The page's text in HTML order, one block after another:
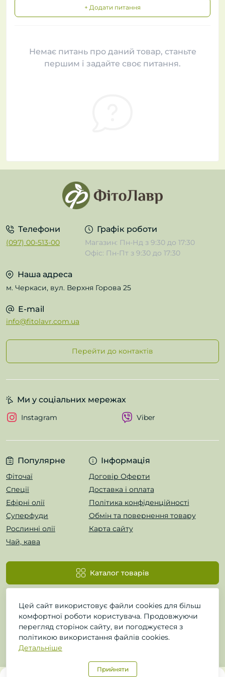
+ Додати питання
Немає питань про даний товар, станьте
першим і задайте своє питання.
Телефони
(097) 00-513-00
Графік роботи
Магазин: Пн-Нд з 9:30 до 17:30
Офіс: Пн-Пт з 9:30 до 17:30
Наша адреса
м. Черкаси, вул. Верхня Горова 25
E-mail
info@fitolavr.com.ua
Перейти до контактів
Популярне
Фіточаї
Спеції
Ефірні олії
Суперфуди
Рослинні олії
Чай, кава
Інформація
Договір Оферти
Доставка і оплата
Політика конфіденційності
Обмін та повернення товару
Карта сайту
Каталог товарів
Ми у соціальних мережах
Instagram Viber
Цей сайт використовує файли cookies для більш
комфортної роботи користувача. Продовжуючи
перегляд сторінок сайту, ви погоджуєтеся з
політикою використання файлів cookies.
Детальніше
Прийняти